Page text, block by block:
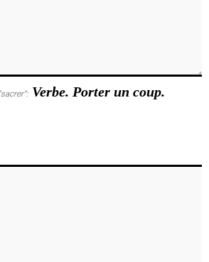
Verbe. Porter un coup.